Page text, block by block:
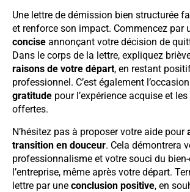
Une lettre de démission bien structurée
et renforce son impact. Commencez par
concise annonçant votre décision de
Dans le corps de la lettre, expliquez
raisons de votre départ, en restant
professionnel. C’est également
gratitude pour l’expérience acquise et
offertes.
N’hésitez pas à proposer votre aide pour
transition en douceur. Cela démontrera
professionnalisme et votre souci du
l’entreprise, même après votre départ.
lettre par une conclusion positive, en